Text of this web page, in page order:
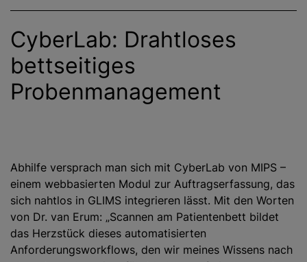
CyberLab: Drahtloses
bettseitiges
Probenmanagement
Abhilfe versprach man sich mit CyberLab von MIPS –
einem webbasierten Modul zur Auftragserfassung, das
sich nahtlos in GLIMS integrieren lässt. Mit den Worten
von Dr. van Erum: „Scannen am Patientenbett bildet
das Herzstück dieses automatisierten
Anforderungsworkflows, den wir meines Wissens nach